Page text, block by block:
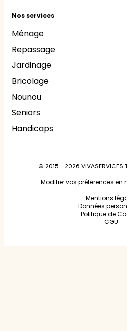
Nos services
Ménage
Repassage
Jardinage
Bricolage
Nounou
Seniors
Handicaps
© 2015 - 2026 VIVASERVICES
Modifier vos préférences en
Mentions
Données
Politique de
CGU